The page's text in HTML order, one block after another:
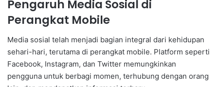
Pengaruh Media Sosial di
Perangkat Mobile
Media sosial telah menjadi bagian integral dari kehidupan
sehari-hari, terutama di perangkat mobile. Platform seperti
Facebook, Instagram, dan Twitter memungkinkan
pengguna untuk berbagi momen, terhubung dengan orang